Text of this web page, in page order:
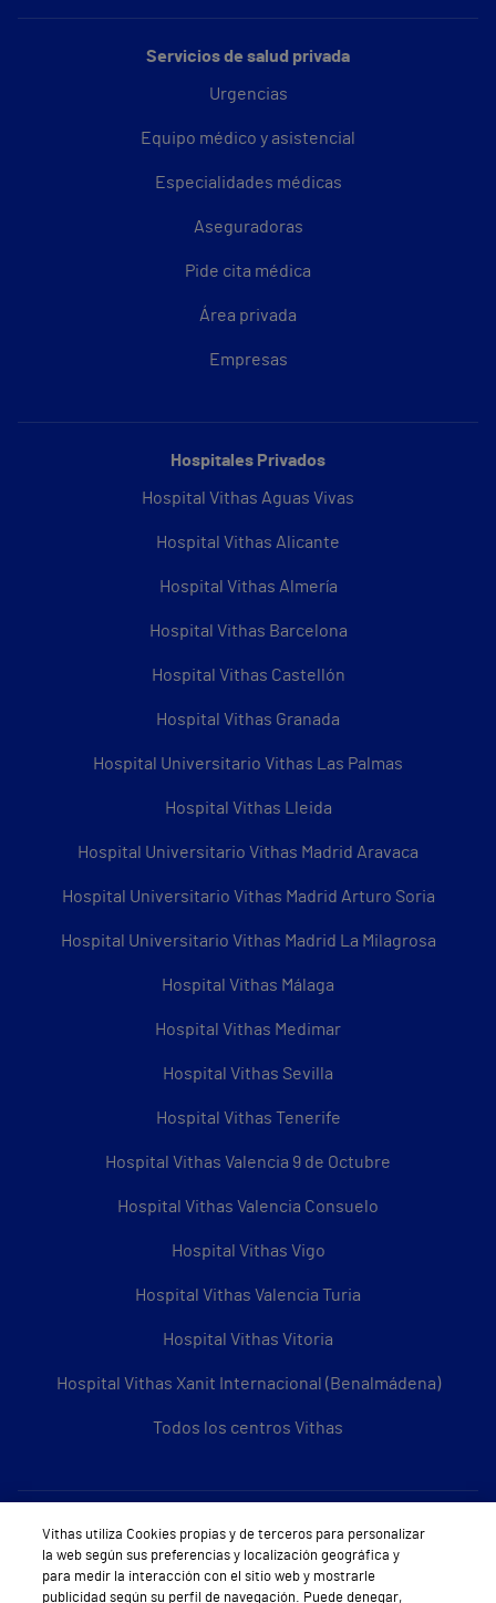
Servicios de salud privada
Urgencias
Equipo médico y asistencial
Especialidades médicas
Aseguradoras
Pide cita médica
Área privada
Empresas
Hospitales Privados
Hospital Vithas Aguas Vivas
Hospital Vithas Alicante
Hospital Vithas Almería
Hospital Vithas Barcelona
Hospital Vithas Castellón
Hospital Vithas Granada
Hospital Universitario Vithas Las Palmas
Hospital Vithas Lleida
Hospital Universitario Vithas Madrid Aravaca
Hospital Universitario Vithas Madrid Arturo Soria
Hospital Universitario Vithas Madrid La Milagrosa
Hospital Vithas Málaga
Hospital Vithas Medimar
Hospital Vithas Sevilla
Hospital Vithas Tenerife
Hospital Vithas Valencia 9 de Octubre
Hospital Vithas Valencia Consuelo
Hospital Vithas Vigo
Hospital Vithas Valencia Turia
Hospital Vithas Vitoria
Hospital Vithas Xanit Internacional (Benalmádena)
Todos los centros Vithas
Sobre Vithas
Quiénes somos
Vithas utiliza Cookies propias y de terceros para personalizar
la web según sus preferencias y localización geográfica y
para medir la interacción con el sitio web y mostrarle
publicidad según su perfil de navegación. Puede denegar,